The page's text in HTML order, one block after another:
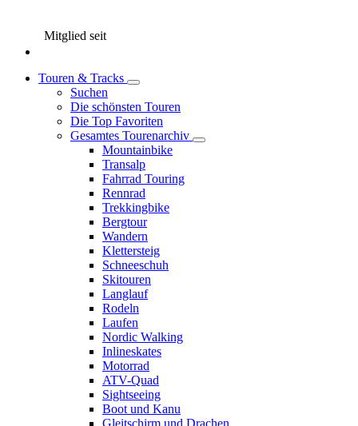
Mitglied seit
Touren & Tracks
Suchen
Die schönsten Touren
Die Top Favoriten
Gesamtes Tourenarchiv
Mountainbike
Transalp
Fahrrad Touring
Rennrad
Trekkingbike
Bergtour
Wandern
Klettersteig
Schneeschuh
Skitouren
Langlauf
Rodeln
Laufen
Nordic Walking
Inlineskates
Motorrad
ATV-Quad
Sightseeing
Boot und Kanu
Gleitschirm und Drachen